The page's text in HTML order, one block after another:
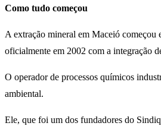
Como tudo começou
A extração mineral em Maceió começou
oficialmente em 2002 com a integração
O operador de processos químicos
ambiental.
Ele, que foi um dos fundadores do